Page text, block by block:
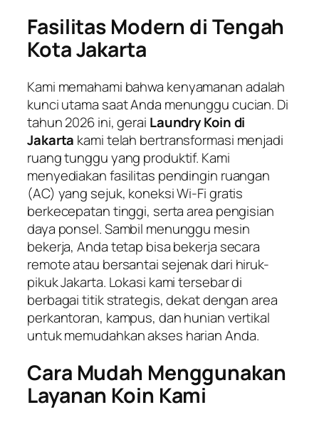
Fasilitas Modern di Tengah
Kota Jakarta
Kami memahami bahwa kenyamanan adalah
kunci utama saat Anda menunggu cucian. Di
tahun 2026 ini, gerai Laundry Koin di
Jakarta kami telah bertransformasi menjadi
ruang tunggu yang produktif. Kami
menyediakan fasilitas pendingin ruangan
(AC) yang sejuk, koneksi Wi-Fi gratis
berkecepatan tinggi, serta area pengisian
daya ponsel. Sambil menunggu mesin
bekerja, Anda tetap bisa bekerja secara
remoteatau bersantai sejenak dari hiruk-
pikuk Jakarta. Lokasi kami tersebar di
berbagai titik strategis, dekat dengan area
perkantoran, kampus, dan hunian vertikal
untuk memudahkan akses harian Anda.
Cara Mudah Menggunakan
Layanan Koin Kami